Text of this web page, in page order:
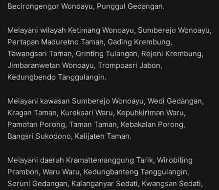
Becirongengor Wonoayu, Punggul Gedangan.
Melayani wilayah Ketimang Wonoayu, Sumberejo Wonoayu,
Pertapan Maduretno Taman, Gading Krembung,
Tawangsari Taman, Grinting Tulangan, Rejeni Krembung,
Jimbaranwetan Wonoayu, Trompoasri Jabon,
Kedungbendo Tanggulangin.
Melayani kawasan Sumberejo Wonoayu, Wedi Gedangan,
Kragan Taman, Kureksari Waru, Kepuhkiriman Waru,
Pamotan Porong, Taman Taman, Kebakalan Porong,
Bangsri Sukodono, Kalijaten Taman.
Melayani daerah Kramattemanggung Tarik, Wirobiting
Prambon, Waru Waru, Kedungbanteng Tanggulangin,
Seruni Gedangan, Kalanganyar Sedati, Kwangsan Sedati,